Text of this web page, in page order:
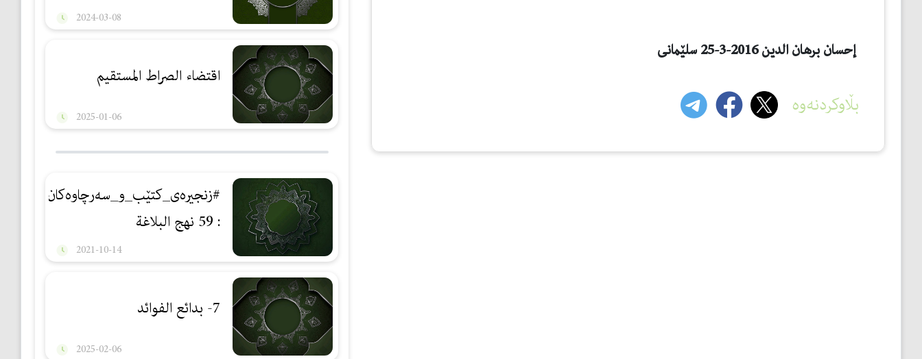
إحسان برهان الدین2016-3-25 سلێمانی
بڵاوکردنەوە
2024-03-08
اقتضاء الصراط المستقيم
2025-01-06
#زنجيره‌ى_كتێب_و_سه‌رچاوه‌كان
: 59 نهج البلاغة
2021-10-14
7- بدائع الفوائد
2025-02-06